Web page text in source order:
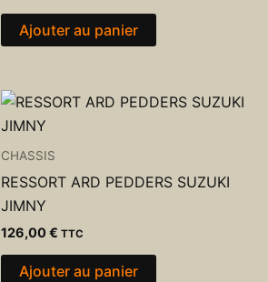
Ajouter au panier
CHASSIS
RESSORT ARD PEDDERS SUZUKI
JIMNY
126,00€ TTC
Ajouter au panier